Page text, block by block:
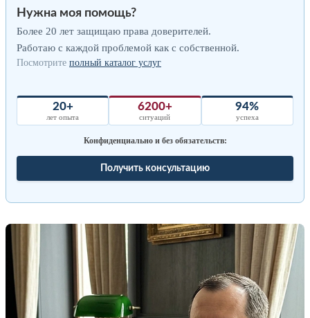
Нужна моя помощь?
Более 20 лет защищаю права доверителей.
Работаю с каждой проблемой как с собственной.
Посмотрите полный каталог услуг
20+
лет опыта
6200+
ситуаций
94%
успеха
Конфиденциально и без обязательств:
Получить консультацию